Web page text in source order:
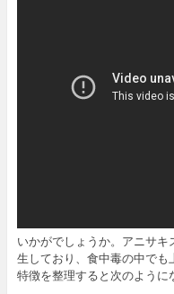
いかがでしょうか。アニサ
生しており、食中毒の中で
特徴を整理すると次のように